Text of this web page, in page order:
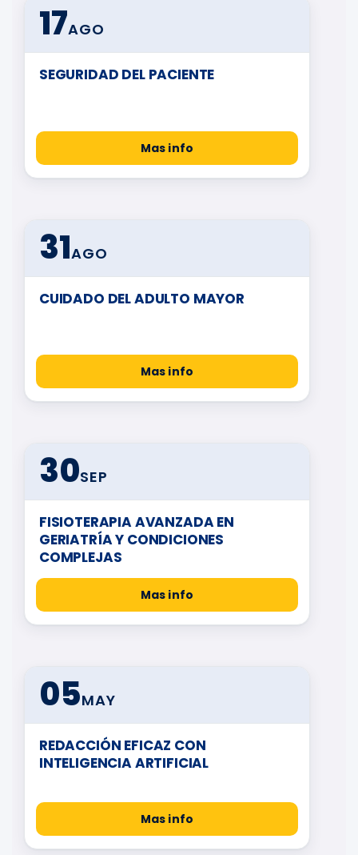
17AGO
SEGURIDAD DEL PACIENTE
Mas info
31AGO
CUIDADO DEL ADULTO MAYOR
Mas info
30SEP
FISIOTERAPIA AVANZADA EN
GERIATRÍA Y CONDICIONES
COMPLEJAS
Mas info
05MAY
REDACCIÓN EFICAZ CON
INTELIGENCIA ARTIFICIAL
Mas info